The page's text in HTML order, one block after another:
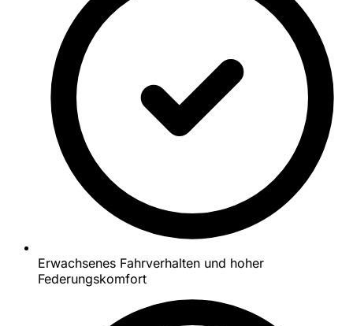
Erwachsenes Fahrverhalten und hoher
Federungskomfort